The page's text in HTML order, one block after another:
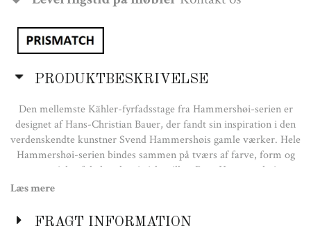
PRODUKTBESKRIVELSE
Den mellemste Kähler-fyrfadsstage fra Hammershøi-serien er
designet af Hans-Christian Bauer, der fandt sin inspiration i den
verdenskendte kunstner Svend Hammershøis gamle værker. Hele
Hammershøi-serien bindes sammen på tværs af farve, form og
materiale af de karakteristiske riller. Brug Hammershøi-
fyrfadsstagen til at sprede varme og hygge i vintermørket.
Størrelse
Læs mere
FRAGT INFORMATION